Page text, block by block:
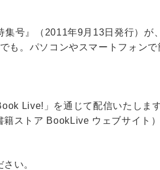
号』（2011年9月13日発行）が
も。パソコンやスマートフォン
Live!」を通じて配信いたしま
籍ストア BookLive ウェブサイト
い。